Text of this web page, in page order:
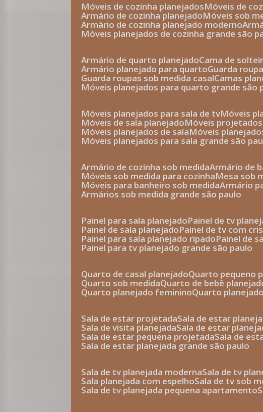
móveis de cozinha planejados
móveis de
armário de cozinha planejado móveis sob
armário de cozinha planejado moderno
móveis planejados de cozinha grande são
armário de quarto planejado cama de
armário planejado para quarto guarda
guarda roupas sob medida casal camas
móveis planejados para quarto grande são
móveis planejados para sala de tv
móveis
móveis de sala planejado móveis
móveis planejados de sala móveis
móveis planejados para sala grande são
armário de cozinha sob medida armário de
móveis sob medida para cozinha mesa sob
móveis para banheiro sob medida armário
armários sob medida grande são paulo
painel para sala planejado painel de tv
painel de sala planejado painel de tv com
painel para sala planejado ripado painel de
painel para tv planejado grande são paulo
quarto de casal planejado
quarto pequeno
quarto sob medida quarto de bebê
quarto planejado feminino quarto
sala de estar projetada sala de estar
sala de visita planejada sala de estar
sala de estar pequena projetada sala de
sala de estar planejada grande são paulo
sala de tv planejada moderna sala de tv
sala planejada com espelho sala de tv sob
sala de tv planejada pequena apartamento